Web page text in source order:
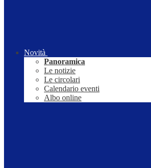
Novità
Panoramica
Le notizie
Le circolari
Calendario eventi
Albo online